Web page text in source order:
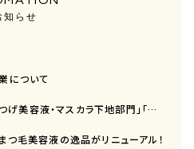
知らせ
について
マスカラ下地部門」「アイメイク部門」（2025年8月）
つ毛美容液の逸品がリニューアル！